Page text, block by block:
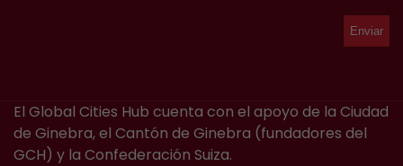
El Global Cities Hub cuenta con el apoyo de la Ciudad
de Ginebra, el Cantón de Ginebra (fundadores del
GCH) y la Confederación Suiza.